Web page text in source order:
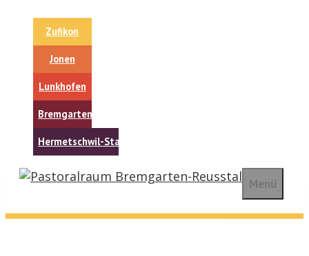
Inhalt
Zufikon
Jonen
Lunkhofen
Bremgarten
Hermetschwil-Staffeln
Menü